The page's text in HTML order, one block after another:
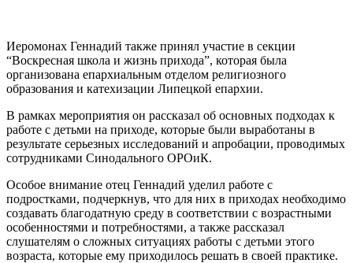
Иеромонах Геннадий также принял участие в секции
“Воскресная школа и жизнь прихода”, которая была
организована епархиальным отделом религиозного
образования и катехизации Липецкой епархии.
В рамках мероприятия он рассказал об основных подходах к
работе с детьми на приходе, которые были выработаны в
результате серьезных исследований и апробации, проводимых
сотрудниками Синодального ОРОиК.
Особое внимание отец Геннадий уделил работе с
подростками, подчеркнув, что для них в приходах необходимо
создавать благодатную среду в соответствии с возрастными
особенностями и потребностями, а также рассказал
слушателям о сложных ситуациях работы с детьми этого
возраста, которые ему приходилось решать в своей практике.